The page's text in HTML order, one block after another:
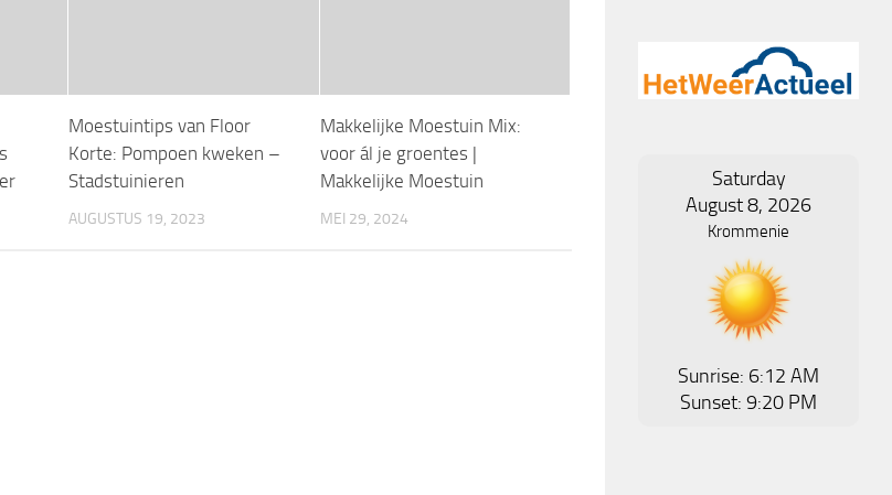
Moestuintips van Floor
Korte: Pompoen kweken –
Stadstuinieren
AUGUSTUS 19, 2023
Makkelijke Moestuin Mix:
voor ál je groentes |
Makkelijke Moestuin
MEI 29, 2024
Saturday
August 8, 2026
Krommenie
Sunrise: 6:12 AM
Sunset: 9:20 PM